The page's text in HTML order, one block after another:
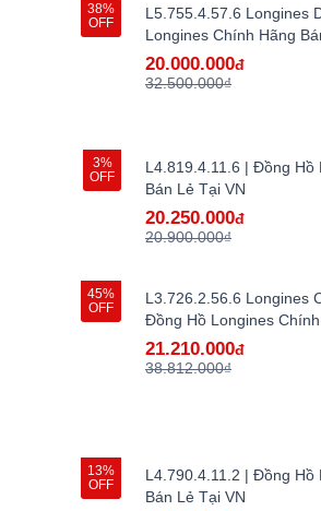
38%
OFF
L5.755.4.57.6 Longines
Longines Chính Hãng
20.000.000đ
32.500.000₫
3%
OFF
L4.819.4.11.6 | Đồng Hồ
Bán Lẻ Tại VN
20.250.000đ
20.900.000₫
45%
OFF
L3.726.2.56.6 Longines
Đồng Hồ Longines
21.210.000đ
38.812.000₫
13%
OFF
L4.790.4.11.2 | Đồng Hồ
Bán Lẻ Tại VN